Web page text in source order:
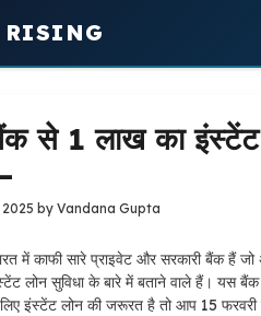
RISING
से ₹1 लाख का
by Vandana Gupta
में काफी सारे प्राइवेट और सरकारी बैंक हैं
लोन सुविधा के बारे में बताने वाले हैं। यस
इंस्टेंट लोन की जरूरत है तो आप 15